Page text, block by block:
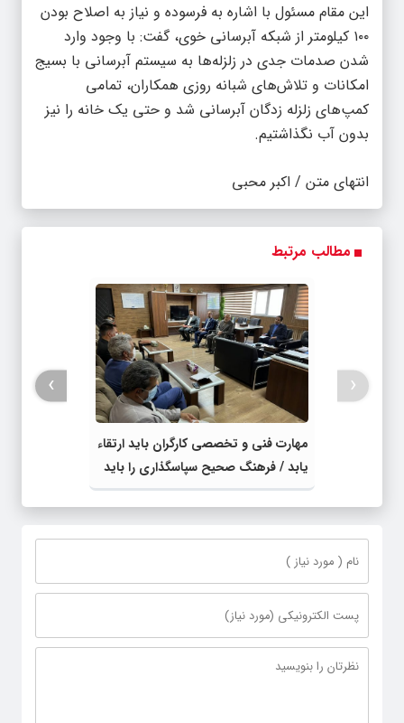
این مقام مسئول با اشاره به فرسوده و نیاز به اصلاح بودن
۱۰۰ کیلومتر از شبکه آبرسانی خوی، گفت: با وجود وارد
شدن صدمات جدی در زلزله‌ها به سیستم آبرسانی با بسیج
امکانات و تلاش‌های شبانه روزی همکاران، تمامی
کمپ‌های زلزله زدگان آبرسانی شد و حتی یک خانه را نیز
بدون آب نگذاشتیم.
انتهای متن / اکبر محبی
مطالب مرتبط
مهارت فنی و تخصصی کارگران باید ارتقاء
یابد / فرهنگ صحیح سپاسگذاری را باید
نهادینه کنیم
‹
›